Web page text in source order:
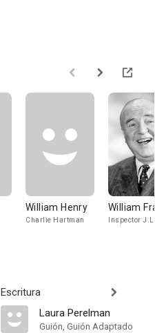
William Henry
Charlie Hartman
William
Inspector
Escritura
Laura Perelman
Guión, Guión Adaptado